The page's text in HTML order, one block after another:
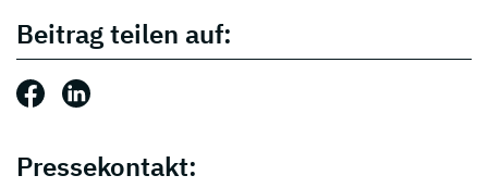
Beitrag teilen auf:
Beitrag teilen auf: Facebook
Beitrag teilen auf: LinkedIn
Pressekontakt: